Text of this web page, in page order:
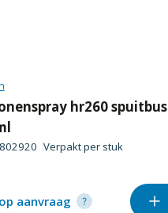
hr260 spuitbus
Verpakt per stuk
aanvraag